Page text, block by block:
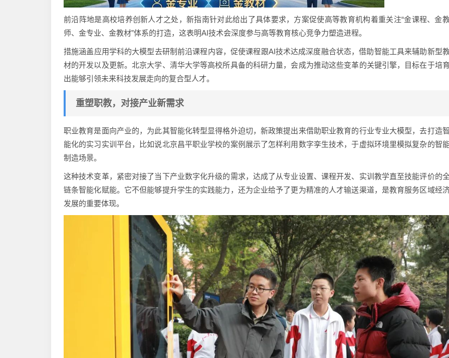
前沿阵地是高校培养创新人才之处，新指南针对此给出了具体要求，方案促使高等教育机构着重关注“金课程、金
师、金专业、金教材”体系的打造，这表明AI技术会深度参与高等教育核心竞争力塑造进程。
措施涵盖应用学科的大模型去研制前沿课程内容，促使课程跟AI技术达成深度融合状态，借助智能工具来辅助新型
材的开发以及更新。北京大学、清华大学等高校所具备的科研力量，会成为推动这些变革的关键引擎，目标在于培
出能够引领未来科技发展走向的复合型人才。
重塑职教，对接产业新需求
职业教育是面向产业的，为此其智能化转型显得格外迫切，新政策提出来借助职业教育的行业专业大模型，去打造
能化的实习实训平台，比如说北京昌平职业学校的案例展示了怎样利用数字孪生技术，于虚拟环境里模拟复杂的智
制造场景。
这种技术变革，紧密对接了当下产业数字化升级的需求，达成了从专业设置、课程开发、实训教学直至技能评价的
链条智能化赋能。它不但能够提升学生的实践能力，还为企业给予了更为精准的人才输送渠道，是教育服务区域经
发展的重要体现。